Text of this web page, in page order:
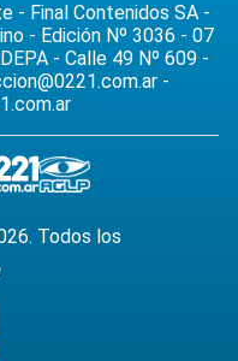
- Final Contenidos SA -
- Edición Nº 3036 - 07
- Calle 49 Nº 609 -
-
Todos los